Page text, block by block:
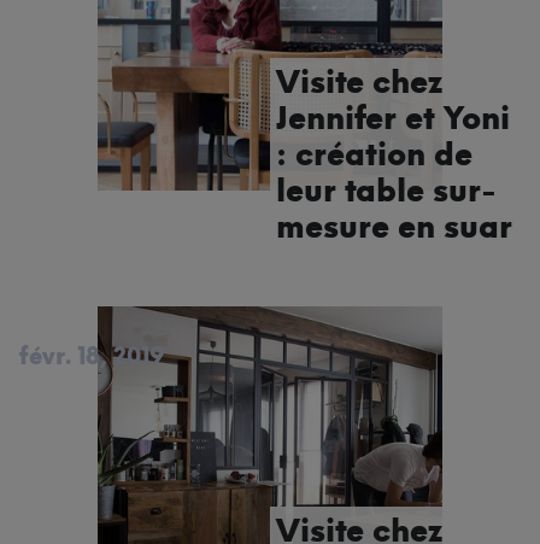
Visite chez
Jennifer et Yoni
: création de
leur table sur-
mesure en suar
Visite chez
févr. 18, 2019